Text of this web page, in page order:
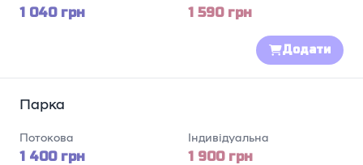
1 040 грн 1 590 грн
Додати
Парка
Потокова
1 400 грн
Індивідуальна
1 900 грн